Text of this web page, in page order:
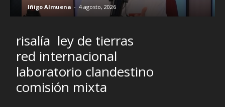
Iñigo Almuena - 4 agosto, 2026
risalía ley de tierras
red internacional
laboratorio clandestino
comisión mixta